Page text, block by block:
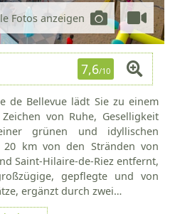
Fotos anzeigen
7,6/10
de Bellevue lädt Sie zu einem
von Ruhe, Geselligkeit
grünen und idyllischen
km von den Stränden von
Saint-Hilaire-de-Riez entfernt,
gepflegte und von
ergänzt durch zwei…